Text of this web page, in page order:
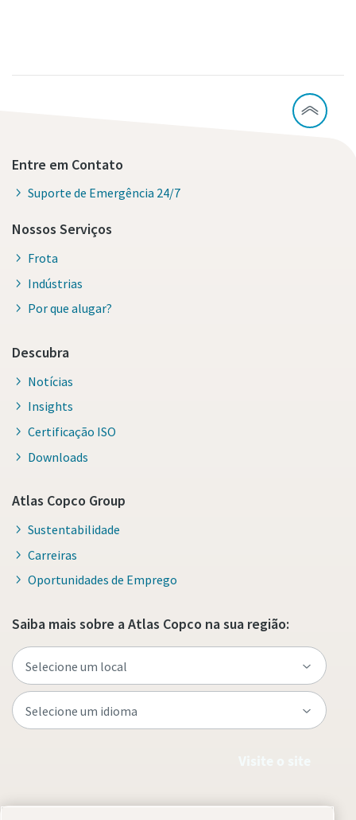
Entre em Contato
Suporte de Emergência 24/7
Nossos Serviços
Frota
Indústrias
Por que alugar?
Descubra
Notícias
Insights
Certificação ISO
Downloads
Atlas Copco Group
Sustentabilidade
Carreiras
Oportunidades de Emprego
Saiba mais sobre a Atlas Copco na sua região: